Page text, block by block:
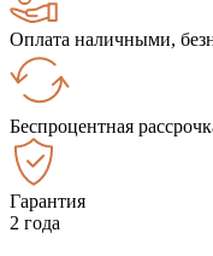
Оплата наличными,
Беспроцентная
Гарантия
2 года